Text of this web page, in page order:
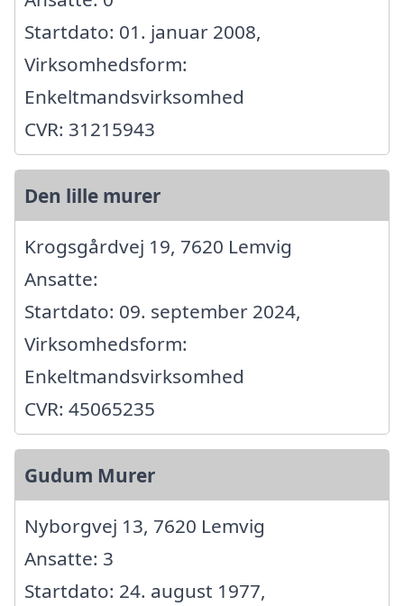
Startdato: 01. januar 2008,
Virksomhedsform:
Enkeltmandsvirksomhed
CVR: 31215943
Den lille murer
Krogsgårdvej 19, 7620 Lemvig
Ansatte:
Startdato: 09. september 2024,
Virksomhedsform:
Enkeltmandsvirksomhed
CVR: 45065235
Gudum Murer
Nyborgvej 13, 7620 Lemvig
Ansatte: 3
Startdato: 24. august 1977,